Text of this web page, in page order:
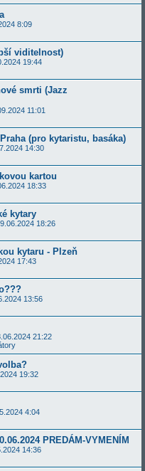
8:09
viditelnost)
19:44
smrti (Jazz
11:01
(pro kytaristu, basáka)
14:30
kartou
18:33
kytary
18:26
kytaru - Plzeň
17:43
13:56
21:22
19:32
4:04
PREDÁM-VYMENÍM
14:36